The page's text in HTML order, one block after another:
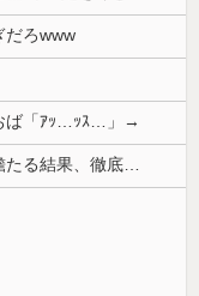
だろwww
ば「ｱｯ…ｯｽ…」→